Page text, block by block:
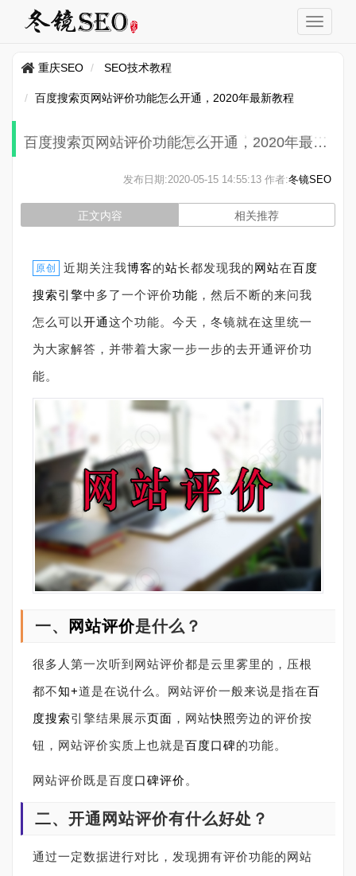
重庆SEO SEO技术教程
百度搜索页网站评价功能怎么开通，2020年最新教程
百度搜索页网站评价功能怎么开通，2020年最新教程
发布日期:2020-05-15 14:55:13 作者:冬镜SEO
正文内容 相关推荐
原创 近期关注我博客的站长都发现我的网站在百度
搜索引擎中多了一个评价功能 ，然后不断的来问我
怎么可以开通这个功能。今天，冬镜就在这里统一
为大家解答，并带着大家一步一步的去开通评价功
能。
一、 网站评价是什么？
很多人第一次听到网站评价都是云里雾里的，压根
都不知+道是在说什么。网站评价一般来说是指在百
度搜索引擎结果展示页面 ，网站快照旁边的评价按
钮，网站评价实质上也就是百度口碑的功能。
网站评价既是百度口碑评价。
二、开通网站评价有什么好处？
通过一定数据进行对比，发现拥有评价功能的网站